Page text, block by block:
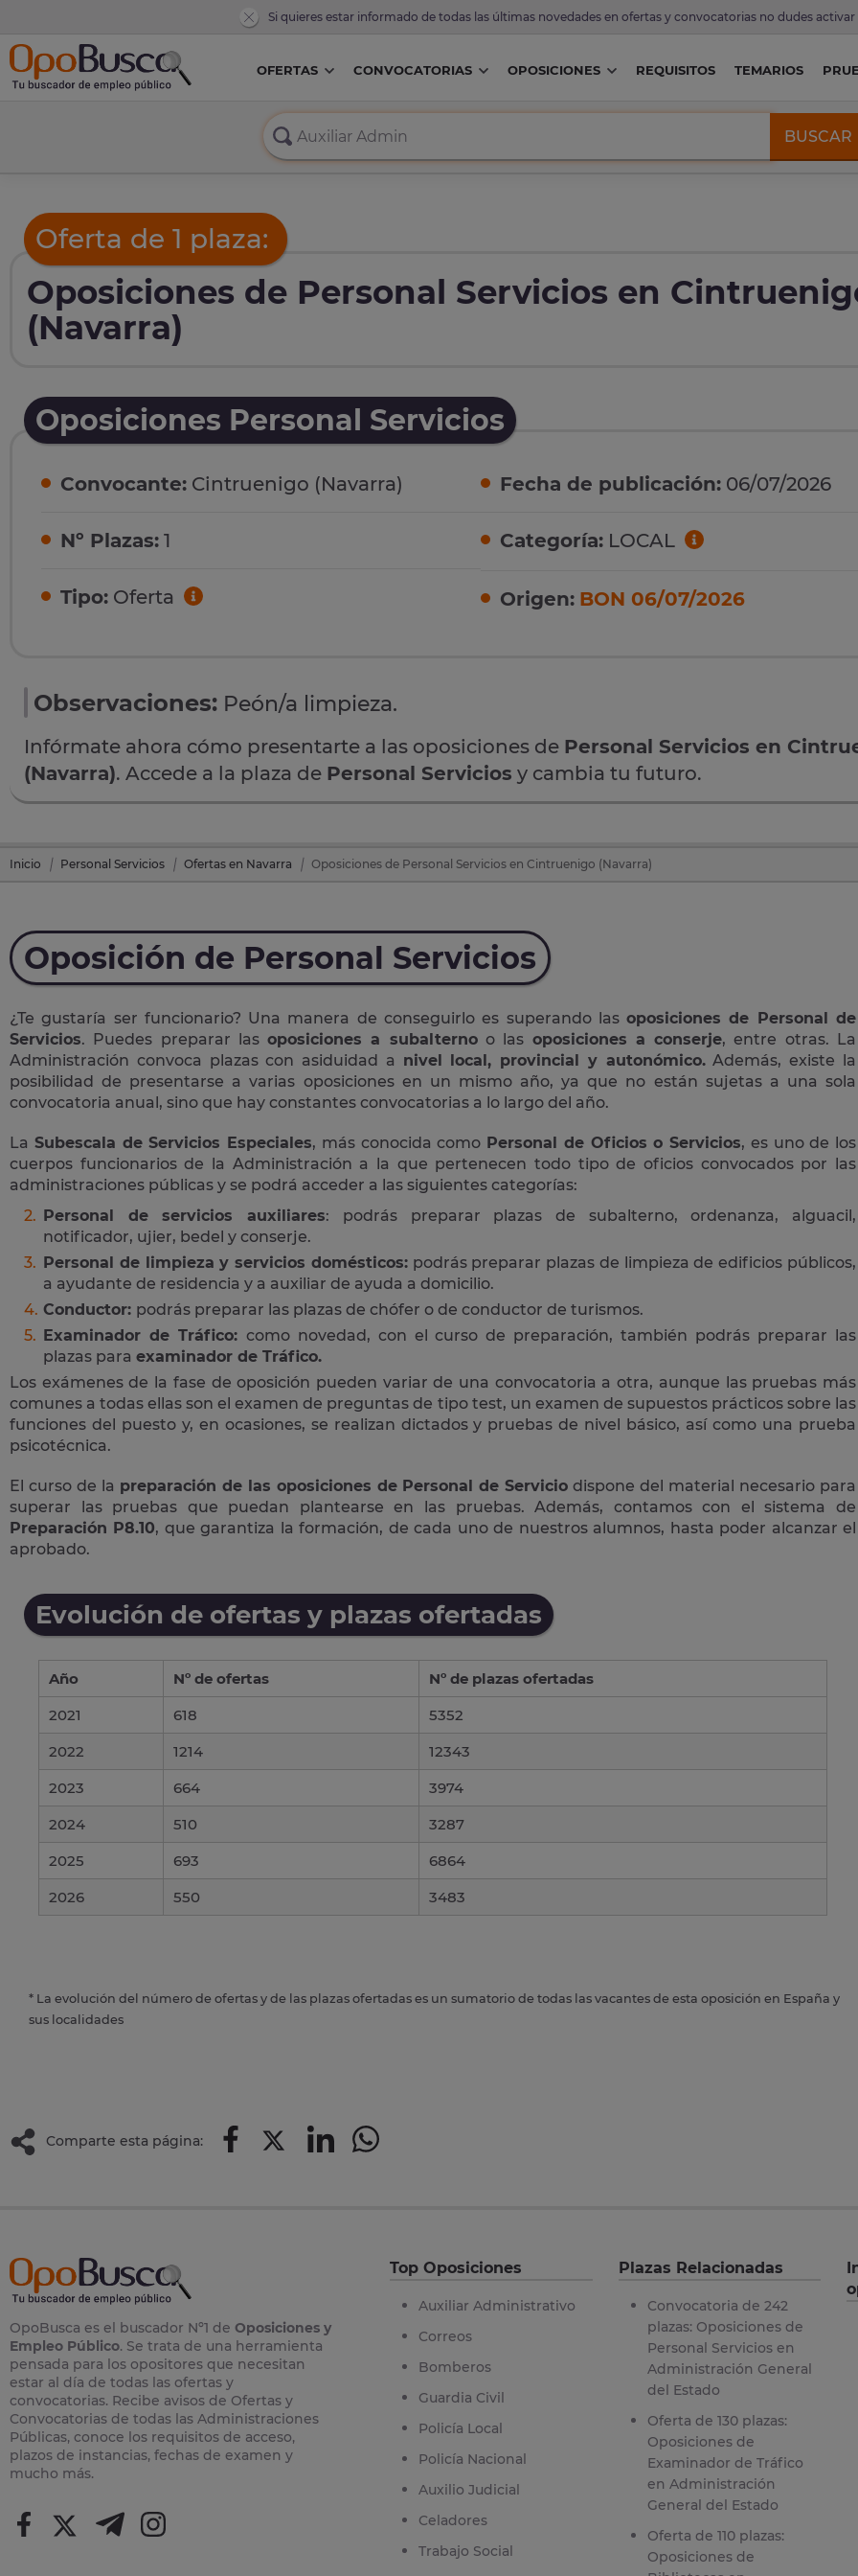
Si quieres estar informado de todas las últimas novedades en ofertas y convocatorias no dudes activar
OFERTAS CONVOCATORIAS OPOSICIONES REQUISITOS TEMARIOS
BUSCAR
Oferta de 1 plaza:
Oposiciones de Personal Servicios en
(Navarra)
Oposiciones Personal Servicios
Convocante: Cintruenigo (Navarra)
Nº Plazas: 1
Tipo: Oferta
Fecha de publicación: 06/07/2026
Categoría: LOCAL
Origen: BON 06/07/2026
Observaciones: Peón/a limpieza.
Infórmate ahora cómo presentarte a las oposiciones de Personal Servicios en
(Navarra). Accede a la plaza de Personal Servicios y cambia tu futuro.
Inicio Personal Servicios Ofertas en Navarra Oposiciones de Personal Servicios en Cintruenigo (Navarra)
Oposición de Personal Servicios
¿Te gustaría ser funcionario? Una manera de conseguirlo es superando lasoposiciones de Personal de
Servicios. Puedes preparar lasoposiciones a subalternoo las oposiciones a conserje, entre otras. La
Administración convoca plazas con asiduidad a nivel local, provincial y autonómico.Además, existe la
posibilidad de presentarse a varias oposiciones en un mismo año, ya que no están sujetas a una sola
convocatoria anual, sino que hay constantes convocatorias a lo largo del año.
La Subescala de Servicios Especiales, más conocida como Personal de Oficios o Servicios, es uno de los
cuerpos funcionarios de la Administración a la que pertenecen todo tipo de oficios convocados por las
administraciones públicas y se podrá acceder a las siguientes categorías:
Personal de servicios auxiliares: podrás preparar plazas de subalterno, ordenanza, alguacil,
notificador, ujier, bedel y conserje.
Personal de limpieza y servicios domésticos:podrás preparar plazas de limpieza de edificios públicos,
a ayudante de residencia y a auxiliar de ayuda a domicilio.
Conductor: podrás preparar las plazas de chófer o de conductor de turismos.
Examinador de Tráfico: como novedad, con el curso de preparación, también podrás preparar las
plazas para examinador de Tráfico.
Los exámenes de la fase de oposición pueden variar de una convocatoria a otra, aunque las pruebas más
comunes a todas ellas son el examen de preguntas de tipo test, un examen de supuestos prácticos sobre las
funciones del puesto y, en ocasiones, se realizan dictados y pruebas de nivel básico, así como una prueba
psicotécnica.
El curso de la preparación de las oposiciones de Personal de Servicio dispone del material necesario para
superar las pruebas que puedan plantearse en las pruebas. Además, contamos con el sistema de
Preparación P8.10, que garantiza la formación, de cada uno de nuestros alumnos, hasta poder alcanzar el
aprobado.
Evolución de ofertas y plazas ofertadas
Año Nº de ofertas
Nº de plazas ofertadas
2021
618
5352
2022
1214
12343
2023
664
3974
2024
510
3287
2025
693
6864
2026
550 3483
* La evolución del número de ofertas y de las plazas ofertadas es un sumatorio de todas las vacantes de esta oposición en España y
sus localidades
Comparte esta página:
OpoBusca es el buscador Nº1 de Oposiciones y
Empleo Público. Se trata de una herramienta
pensada para los opositores que necesitan
estar al día de todas las ofertas y
convocatorias. Recibe avisos de Ofertas y
Convocatorias de todas las Administraciones
Públicas, conoce los requisitos de acceso,
plazos de instancias, fechas de examen y
mucho más.
Top Oposiciones
Auxiliar Administrativo
Correos
Bomberos
Guardia Civil
Policía Local
Policía Nacional
Auxilio Judicial
Celadores
Trabajo Social
Plazas Relacionadas
Convocatoria de 242
plazas: Oposiciones de
Personal Servicios en
Administración General
del Estado
Oferta de 130 plazas:
Oposiciones de
Examinador de Tráfico
en Administración
General del Estado
Oferta de 110 plazas:
Oposiciones de